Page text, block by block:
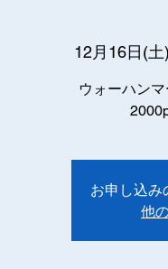
12月16日(土
ウォーハン
お申し込
他